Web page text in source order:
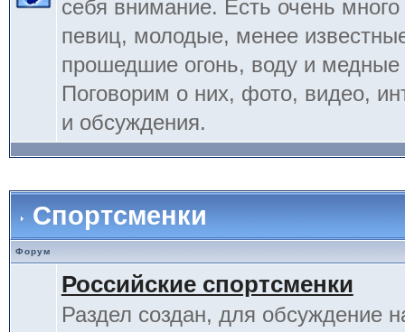
себя внимание. Есть очень
певиц, молодые, менее
прошедшие огонь, воду и медные
Поговорим о них, фото, видео,
и обсуждения.
Спортсменки
Форум
Российские спортсменки
Раздел создан, для обсуждение